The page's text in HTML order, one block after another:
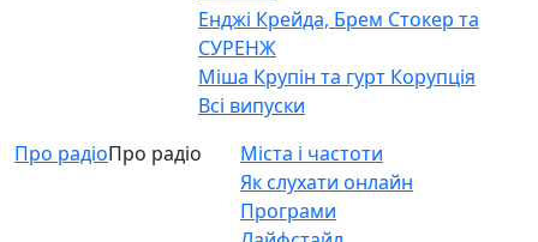
Енджі Крейда, Брем Стокер та
СУРЕНЖ
Міша Крупін та гурт Корупція
Всі випуски
Про радіоПро радіо
Міста і частоти
Як слухати онлайн
Програми